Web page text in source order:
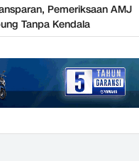
Pemeriksaan AMJ
Tanpa Kendala